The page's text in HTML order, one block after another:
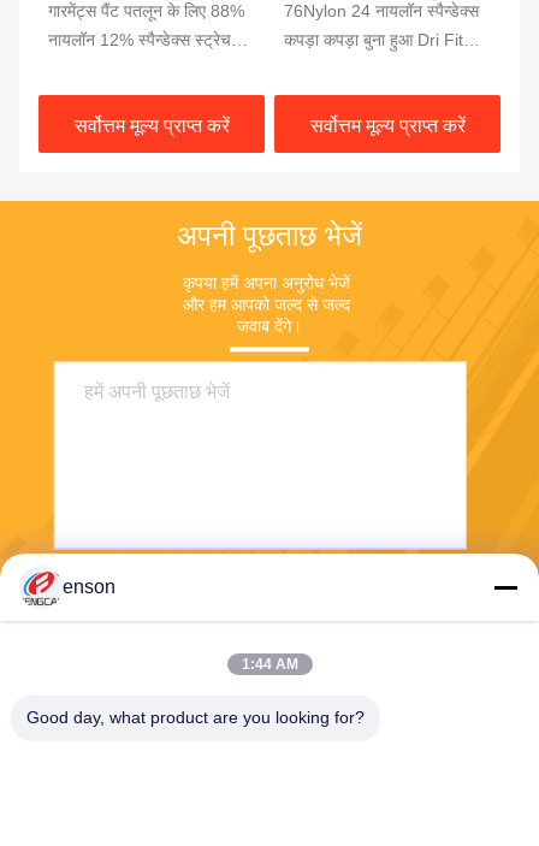
गारमेंट्स पैंट पतलून के लिए 88%
नायलॉन 12% स्पैन्डेक्स स्ट्रेच
सर्वोत्तम मूल्य प्राप्त करें
76Nylon 24 नायलॉन स्पैन्डेक्स
कपड़ा कपड़ा बुना हुआ Dri Fit
सर्वोत्तम मूल्य प्राप्त करें
अपनी पूछताछ भेजें
कृपया हमें अपना अनुरोध भेजें
और हम आपको जल्द से जल्द
जवाब देंगे।
enson
1:44 AM
Good day, what product are you looking for?